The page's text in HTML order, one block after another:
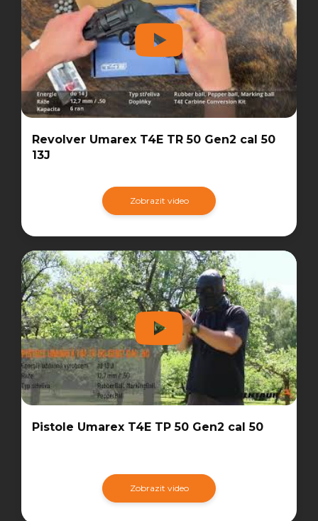
Revolver Umarex T4E TR 50 Gen2 cal 50
13J
Zobrazit video
Pistole Umarex T4E TP 50 Gen2 cal 50
Zobrazit video